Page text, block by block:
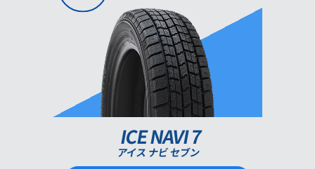
ICE NAVI 7
アイス ナビ セブン